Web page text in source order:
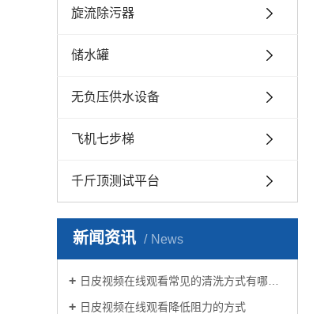
旋流除污器
储水罐
无负压供水设备
飞机七步梯
千斤顶测试平台
新闻资讯 News
日皮视频在线观看常见的清洗方式有哪些？
日皮视频在线观看降低阻力的方式